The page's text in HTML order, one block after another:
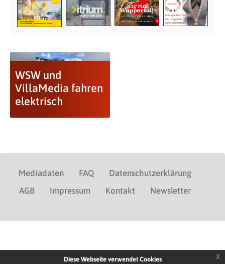
WSW und
VillaMedia fahren
elektrisch
Mediadaten FAQ
Datenschutzerklärung
AGB
Impressum Kontakt Newsletter
Diese Webseite verwendet Cookies x